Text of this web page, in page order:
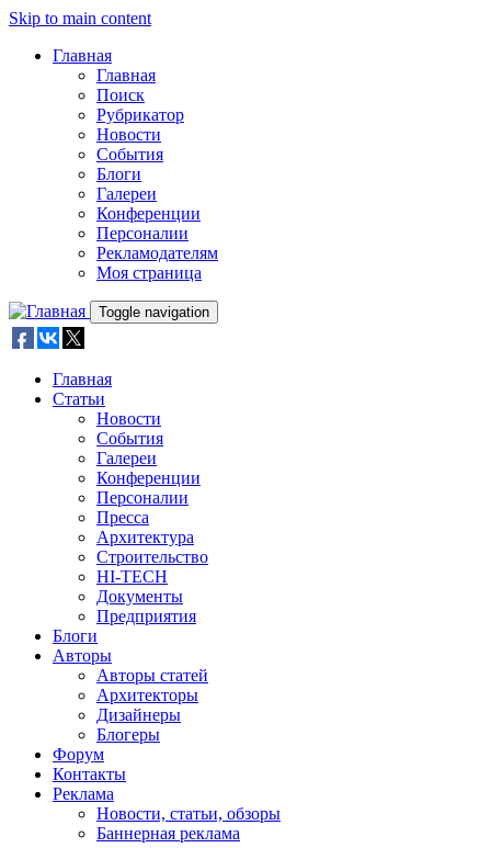
Skip to main content
Главная
Главная
Поиск
Рубрикатор
Новости
События
Блоги
Галереи
Конференции
Персоналии
Рекламодателям
Моя страница
Toggle navigation
Главная
Статьи
Новости
События
Галереи
Конференции
Персоналии
Пресса
Архитектура
Строительство
HI-TECH
Документы
Предприятия
Блоги
Авторы
Авторы статей
Архитекторы
Дизайнеры
Блогеры
Форум
Контакты
Реклама
Новости, статьи, обзоры
Баннерная реклама